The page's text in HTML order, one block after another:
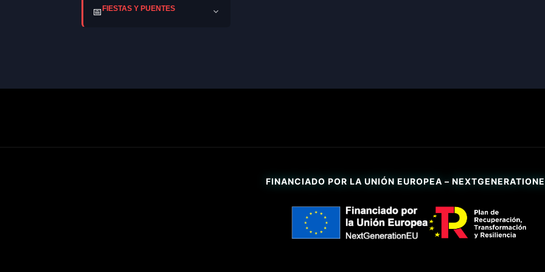
📅FIESTAS Y PUENTES
FINANCIADO POR LA UNIÓN EUROPEA –